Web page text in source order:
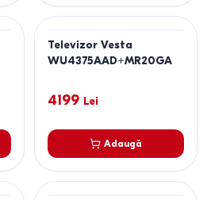
Televizor Vesta
WU4375AAD+MR20GA
4199 Lei
Adaugă